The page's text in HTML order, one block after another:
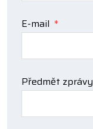
E-mail *
Předmět zprávy